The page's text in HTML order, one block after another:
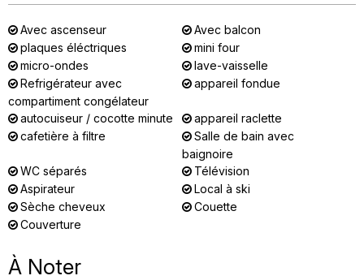
Avec ascenseur
Avec balcon
plaques éléctriques
mini four
micro-ondes
lave-vaisselle
Refrigérateur avec
compartiment congélateur
appareil fondue
autocuiseur / cocotte minute
appareil raclette
cafetière à filtre
Salle de bain avec
baignoire
WC séparés
Télévision
Aspirateur
Local à ski
Sèche cheveux
Couette
Couverture
À Noter